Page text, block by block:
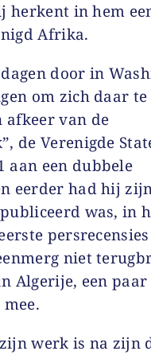
herkent in hem
Afrika.
door in
om zich daar
afkeer van de
de Verenigde
aan een dubbele
eerder had hij
was, in
niet
Algerije, een
werk is na zijn